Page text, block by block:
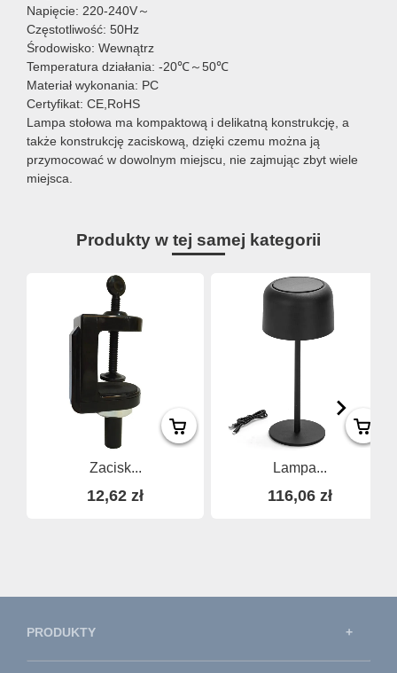
Napięcie: 220-240V～
Częstotliwość: 50Hz
Środowisko: Wewnątrz
Temperatura działania: -20℃～50℃
Materiał wykonania: PC
Certyfikat: CE,RoHS
Lampa stołowa ma kompaktową i delikatną konstrukcję, a
także konstrukcję zaciskową, dzięki czemu można ją
przymocować w dowolnym miejscu, nie zajmując zbyt wiele
miejsca.
Produkty w tej samej kategorii
Zacisk...
12,62 zł
Lampa...
116,06 zł
PRODUKTY